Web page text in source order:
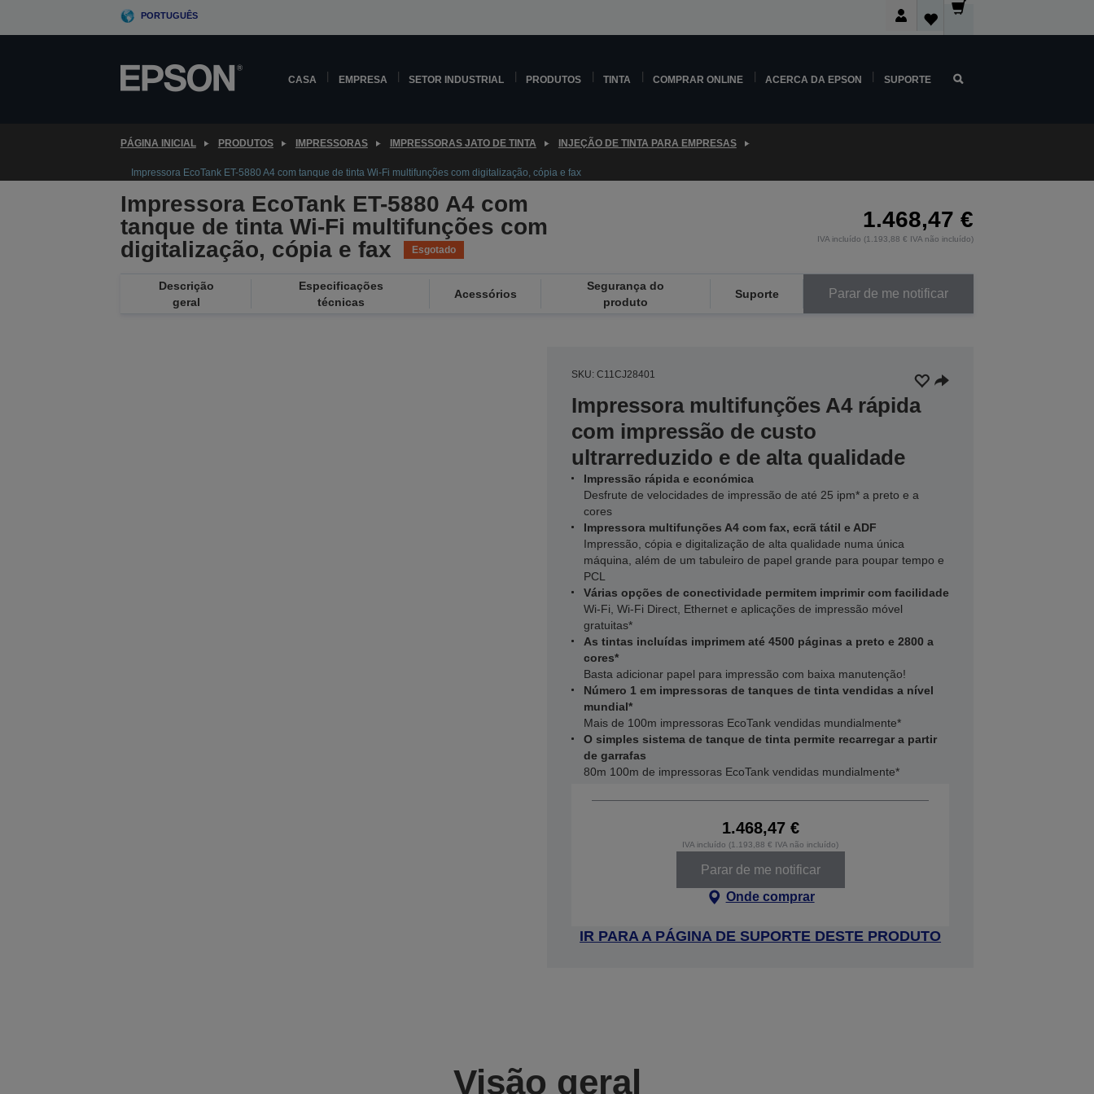
PORTUGUÊS
CASA EMPRESA SETOR INDUSTRIAL PRODUTOS TINTA COMPRAR ONLINE ACERCA DA EPSON SUPORTE
PÁGINA INICIAL PRODUTOS IMPRESSORAS IMPRESSORAS JATO DE TINTA INJEÇÃO DE TINTA PARA EMPRESAS
Impressora EcoTank ET-5880 A4 com tanque de tinta Wi-Fi multifunções com digitalização, cópia e fax
Impressora EcoTank ET-5880 A4 com
tanque de tinta Wi-Fi multifunções com
digitalização, cópia e fax
Esgotado
1.468,47 €
IVA incluído (1.193,88 € IVA não incluído)
Descrição
geral
Especificações
técnicas
Acessórios
Segurança do
produto
Suporte Parar de me notificar
SKU: C11CJ28401
Impressora multifunções A4 rápida
com impressão de custo
ultrarreduzido e de alta qualidade
Impressão rápida e económica
Desfrute de velocidades de impressão de até 25 ipm* a preto e a
cores
Impressora multifunções A4 com fax, ecrã tátil e ADF
Impressão, cópia e digitalização de alta qualidade numa única
máquina, além de um tabuleiro de papel grande para poupar tempo e
PCL
Várias opções de conectividade permitem imprimir com facilidade
Wi-Fi, Wi-Fi Direct, Ethernet e aplicações de impressão móvel
gratuitas*
As tintas incluídas imprimem até 4500 páginas a preto e 2800 a
cores*
Basta adicionar papel para impressão com baixa manutenção!
Número 1 em impressoras de tanques de tinta vendidas a nível
mundial*
Mais de 100m impressoras EcoTank vendidas mundialmente*
O simples sistema de tanque de tinta permite recarregar a partir
de garrafas
80m 100m de impressoras EcoTank vendidas mundialmente*
1.468,47 €
IVA incluído (1.193,88 € IVA não incluído)
Parar de me notificar
Onde comprar
IR PARA A PÁGINA DE SUPORTE DESTE PRODUTO
Visão geral